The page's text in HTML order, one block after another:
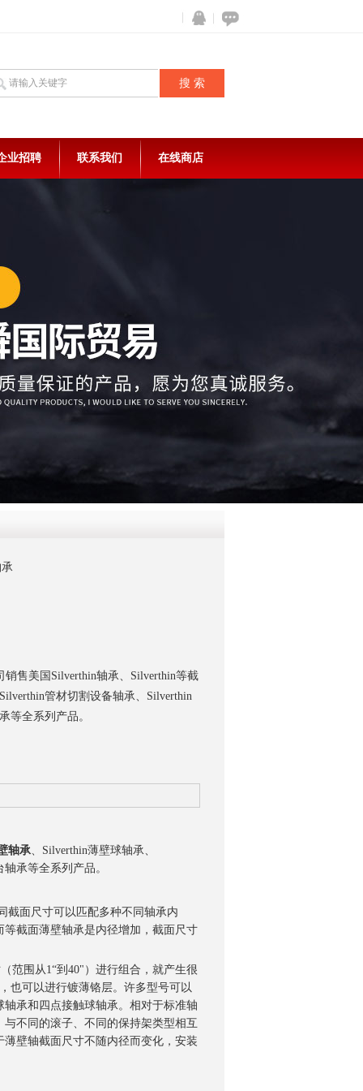
业招聘 联系我们 在线商店
售美国Silverthin轴承、Silverthin等截
管材切割设备轴承、Silverthin
等全系列产品。
轴承、Silverthin薄壁球轴承、
承等全系列产品。
截面尺寸可以匹配多种不同轴承内
截面薄壁轴承是内径增加，截面尺寸
范围从1“到40"）进行组合，就产生很
也可以进行镀薄铬层。许多型号可以
承和四点接触球轴承。相对于标准轴
不同的滚子、不同的保持架类型相互
壁轴截面尺寸不随内径而变化，安装